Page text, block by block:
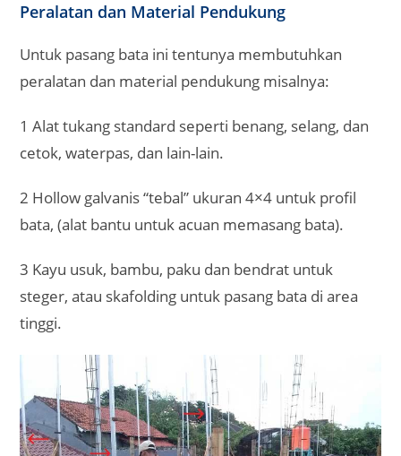
Peralatan dan Material Pendukung
Untuk pasang bata ini tentunya membutuhkan
peralatan dan material pendukung misalnya:
1 Alat tukang standard seperti benang, selang, dan
cetok, waterpas, dan lain-lain.
2 Hollow galvanis “tebal” ukuran 4×4 untuk profil
bata, (alat bantu untuk acuan memasang bata).
3 Kayu usuk, bambu, paku dan bendrat untuk
steger, atau skafolding untuk pasang bata di area
tinggi.